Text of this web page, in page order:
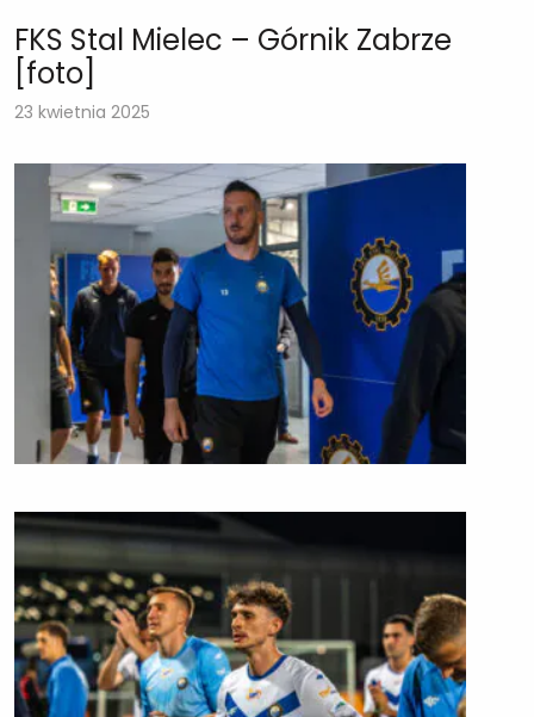
FKS Stal Mielec – Górnik Zabrze
[foto]
23 kwietnia 2025